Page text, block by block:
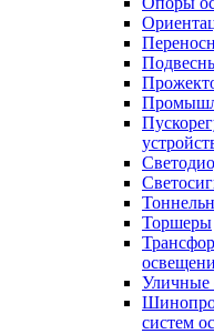
Торшеры
Уличные
систем